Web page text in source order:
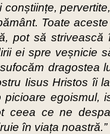
conștiințe,
Toate
pot să
ei spre veșnicie
dragostea
Iisus Hristos îi
egoismul,
ceea ce ne
în viața noastră.”